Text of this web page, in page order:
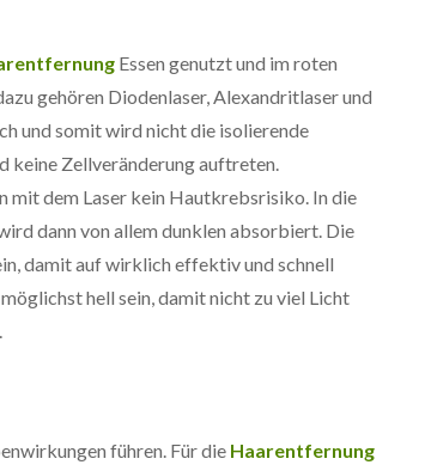
Essen genutzt und im roten
gehören Diodenlaser, Alexandritlaser und
und somit wird nicht die isolierende
keine Zellveränderung auftreten.
mit dem Laser kein Hautkrebsrisiko. In die
dann von allem dunklen absorbiert. Die
damit auf wirklich effektiv und schnell
hell sein, damit nicht zu viel Licht
führen. Für die Haarentfernung